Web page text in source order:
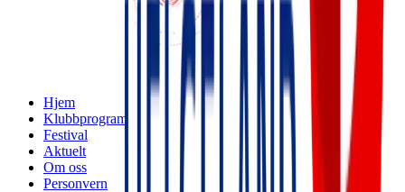
Hjem
Klubbprogram
Festival
Aktuelt
Om oss
Personvern